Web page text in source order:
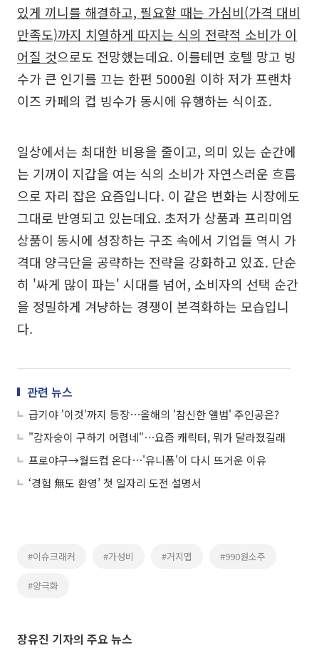
있게 끼니를 해결하고, 필요할 때는 가심비(가격 대비
만족도)까지 치열하게 따지는 식의 전략적 소비가 이
어질 것으로도 전망했는데요. 이를테면 호텔 망고 빙
수가 큰 인기를 끄는 한편 5000원 이하 저가 프랜차
이즈 카페의 컵 빙수가 동시에 유행하는 식이죠.
일상에서는 최대한 비용을 줄이고, 의미 있는 순간에
는 기꺼이 지갑을 여는 식의 소비가 자연스러운 흐름
으로 자리 잡은 요즘입니다. 이 같은 변화는 시장에도
그대로 반영되고 있는데요. 초저가 상품과 프리미엄
상품이 동시에 성장하는 구조 속에서 기업들 역시 가
격대 양극단을 공략하는 전략을 강화하고 있죠. 단순
히 '싸게 많이 파는' 시대를 넘어, 소비자의 선택 순간
을 정밀하게 겨냥하는 경쟁이 본격화하는 모습입니
다.
관련 뉴스
급기야 '이것'까지 등장⋯올해의 '참신한 앨범' 주인공은?
"감자숭이 구하기 어렵네"⋯요즘 캐릭터, 뭐가 달라졌길래
프로야구→월드컵 온다⋯'유니폼'이 다시 뜨거운 이유
‘경험 無도 환영’ 첫 일자리 도전 설명서
#이슈크래커 #가성비 #거지맵 #990원소주
#양극화
장유진 기자의 주요 뉴스